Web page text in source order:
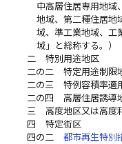
中高層住居専用地域
地域、第二種住居地
域、準工業地域、工
域」と総称する。）
二
特別用途地区
二の二
特定用途制限
二の三
特例容積率適
二の四
高層住居誘導
三
高度地区又は高度
四
特定街区
四の二
都市再生特別